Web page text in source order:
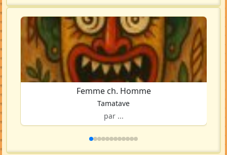
Femme ch. Homme
Tamatave
par ...